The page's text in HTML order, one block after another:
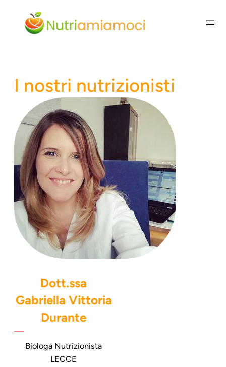
contenuto
I nostri nutrizionisti
Dott.ssa
Gabriella Vittoria
Durante
Biologa Nutrizionista
LECCE